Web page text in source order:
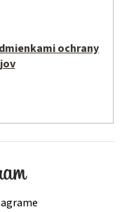
ochrany